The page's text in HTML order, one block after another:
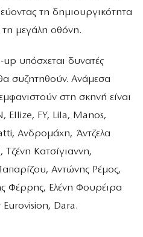
τη δημιουργικότητα
μεγάλη οθόνη.
υπόσχεται δυνατές
συζητηθούν. Ανάμεσα
στη σκηνή είναι
Ellize, FY, Lila, Manos,
Ανδρομάχη, Άντζελα
Κατσίγιαννη,
Αντώνης Ρέμος,
Ελένη Φουρέιρα
Eurovision, Dara.